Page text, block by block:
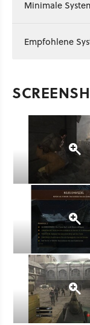
Minimale
Empfohlene